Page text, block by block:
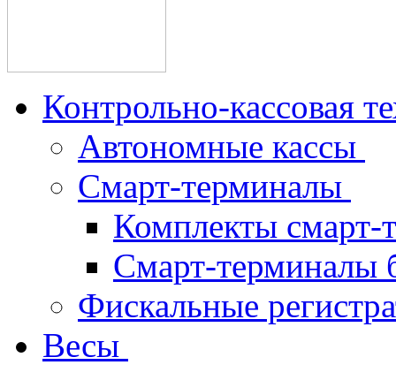
Контрольно-кассовая
Автономные кассы
Смарт-терминалы
Комплекты
Смарт-
Фискальные
Весы